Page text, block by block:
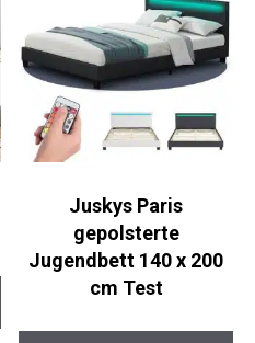
Juskys Paris
gepolsterte
Jugendbett 140 x 200
cm Test